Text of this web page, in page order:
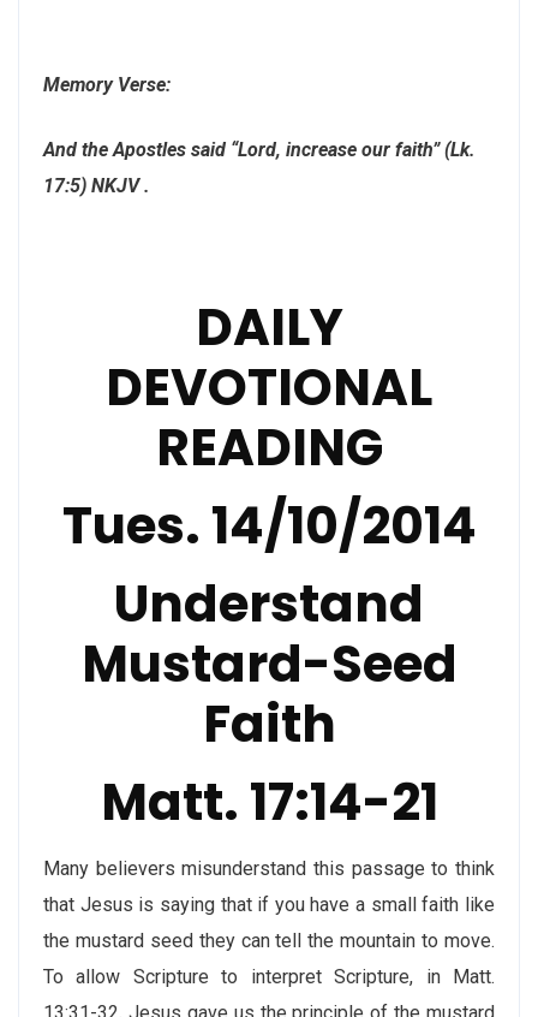
Memory Verse:
And the Apostles said “Lord, increase our faith” (Lk.
17:5) NKJV .
DAILY
DEVOTIONAL
READING
Tues. 14/10/2014
Understand
Mustard-Seed
Faith
Matt. 17:14-21
Many believers misunderstand this passage to think
that Jesus is saying that if you have a small faith like
the mustard seed they can tell the mountain to move.
To allow Scripture to interpret Scripture, in Matt.